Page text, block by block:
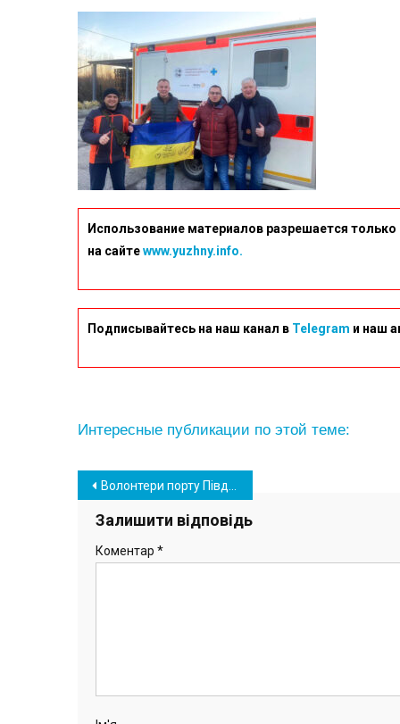
Использование материалов разрешается
на сайтеwww.yuzhny.info.
Подписывайтесь на наш канал в Telegram и наш
Интересные публикации по этой теме:
Навігація
записів
Волонтери порту Південний доставили військовим четвертий реанімобіль
Залишити відповідь
Коментар *